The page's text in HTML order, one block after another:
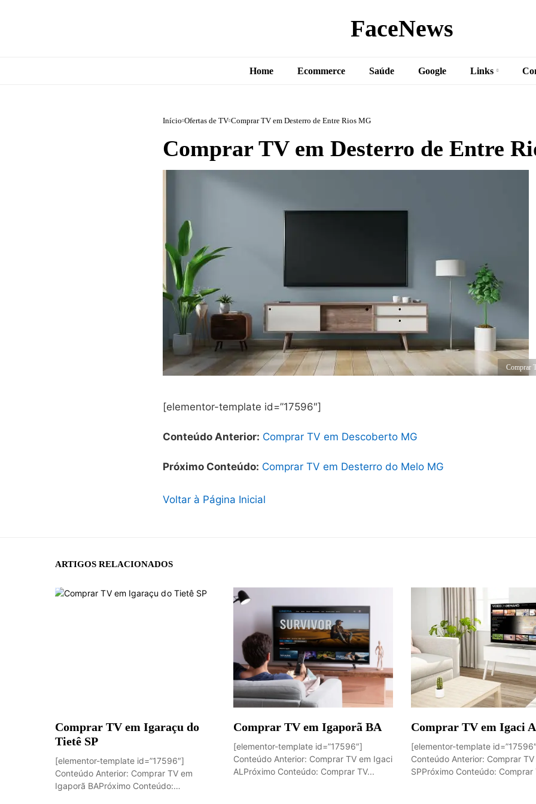
FaceNews
Home Ecommerce Saúde Google Links
Início Ofertas de TV Comprar TV em Desterro de Entre Rios MG
Comprar TV em Desterro de Entre
Comprar
[elementor-template id=”17596″]
Conteúdo Anterior: Comprar TV em Descoberto MG
Próximo Conteúdo: Comprar TV em Desterro do Melo MG
Voltar à Página Inicial
ARTIGOS RELACIONADOS
Comprar TV em Igaraçu do
Tietê SP
[elementor-template id=”17596″]
Conteúdo Anterior: Comprar TV em
Igaporã BAPróximo Conteúdo:
Comprar TV em Igaporã BA
[elementor-template id=”17596″]
Conteúdo Anterior: Comprar TV em Igaci
ALPróximo Conteúdo: Comprar TV...
Comprar TV em Igaci
[elementor-template
Conteúdo Anterior: Comprar
SPPróximo Conteúdo: Comprar